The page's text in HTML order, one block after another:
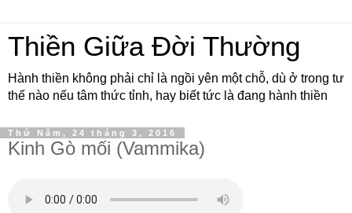
Thiền Giữa Đời Thường
Hành thiền không phải chỉ là ngồi yên một chỗ, dù ở trong tư
thế nào nếu tâm thức tỉnh, hay biết tức là đang hành thiền
Thứ Năm, 24 tháng 3, 2016
Kinh Gò mối (Vammika)